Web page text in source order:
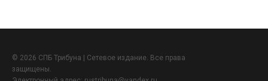
© 2026 СПБ Трибуна | Сетевое издание. Все права
защищены.